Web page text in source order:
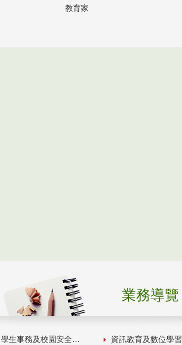
教育家
業務導覽
學生事務及校園安全 資訊教育及數位學習